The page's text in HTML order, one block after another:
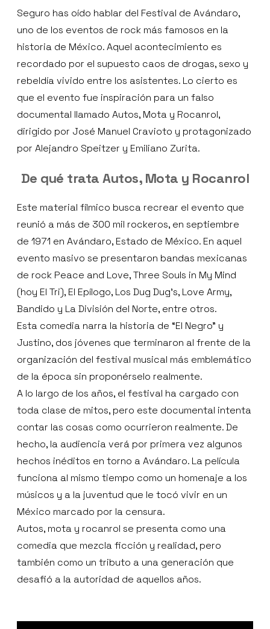
Seguro has oído hablar del Festival de Avándaro,
uno de los eventos de rock más famosos en la
historia de México. Aquel acontecimiento es
recordado por el supuesto caos de drogas, sexo y
rebeldía vivido entre los asistentes. Lo cierto es
que el evento fue inspiración para un falso
documental llamado Autos, Mota y Rocanrol,
dirigido por José Manuel Cravioto y protagonizado
por Alejandro Speitzer y Emiliano Zurita.
De qué trata Autos, Mota y Rocanrol
Este material fílmico busca recrear el evento que
reunió a más de 300 mil rockeros, en septiembre
de 1971 en Avándaro, Estado de México. En aquel
evento masivo se presentaron bandas mexicanas
de rock Peace and Love, Three Souls in My Mind
(hoy El Tri), El Epílogo, Los Dug Dug’s, Love Army,
Bandido y La División del Norte, entre otros.
Esta comedia narra la historia de “El Negro” y
Justino, dos jóvenes que terminaron al frente de la
organización del festival musical más emblemático
de la época sin proponérselo realmente.
A lo largo de los años, el festival ha cargado con
toda clase de mitos, pero este documental intenta
contar las cosas como ocurrieron realmente. De
hecho, la audiencia verá por primera vez algunos
hechos inéditos en torno a Avándaro. La película
funciona al mismo tiempo como un homenaje a los
músicos y a la juventud que le tocó vivir en un
México marcado por la censura.
Autos, mota y rocanrol se presenta como una
comedia que mezcla ficción y realidad, pero
también como un tributo a una generación que
desafió a la autoridad de aquellos años.